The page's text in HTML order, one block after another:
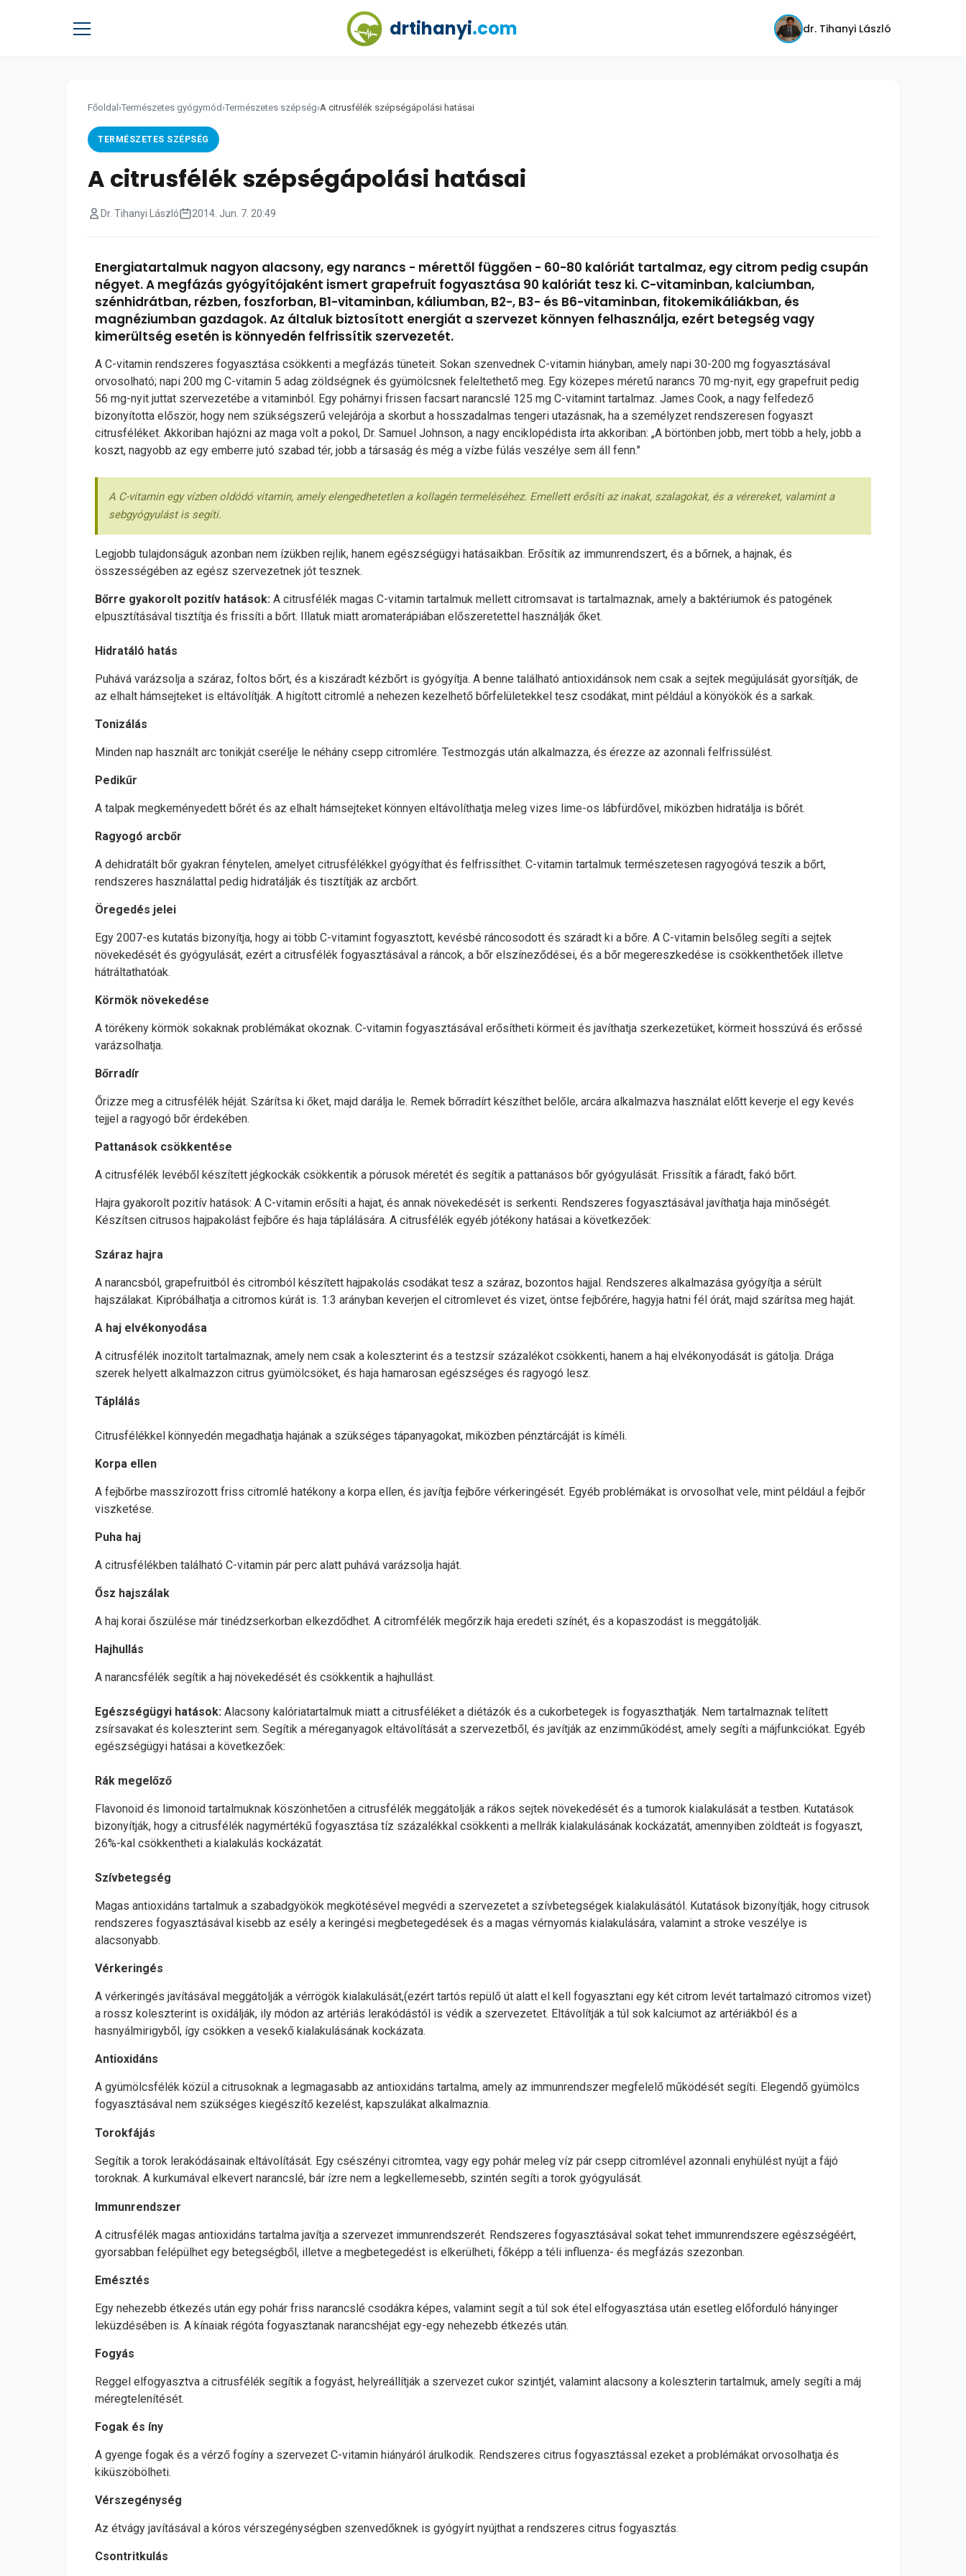
drtihanyi.com dr. Tihanyi László
Főoldal ›Természetes gyógymód ›Természetes szépség›A citrusfélék szépségápolási hatásai
TERMÉSZETES SZÉPSÉG
A citrusfélék szépségápolási hatásai
Dr. Tihanyi László 2014. Jun. 7. 20:49
Energiatartalmuk nagyon alacsony, egy narancs - mérettől függően - 60-80 kalóriát tartalmaz, egy citrom pedig csupán
négyet. A megfázás gyógyítójaként ismert grapefruit fogyasztása 90 kalóriát tesz ki. C-vitaminban, kalciumban,
szénhidrátban, rézben, foszforban, B1-vitaminban, káliumban, B2-, B3- és B6-vitaminban, fitokemikáliákban, és
magnéziumban gazdagok. Az általuk biztosított energiát a szervezet könnyen felhasználja, ezért betegség vagy
kimerültség esetén is könnyedén felfrissítik szervezetét.
A C-vitamin rendszeres fogyasztása csökkenti a megfázás tüneteit. Sokan szenvednek C-vitamin hiányban, amely napi 30-200 mg fogyasztásával
orvosolható; napi 200 mg C-vitamin 5 adag zöldségnek és gyümölcsnek feleltethető meg. Egy közepes méretű narancs 70 mg-nyit, egy grapefruit pedig
56 mg-nyit juttat szervezetébe a vitaminból. Egy pohárnyi frissen facsart narancslé 125 mg C-vitamint tartalmaz. James Cook, a nagy felfedező
bizonyította először, hogy nem szükségszerű velejárója a skorbut a hosszadalmas tengeri utazásnak, ha a személyzet rendszeresen fogyaszt
citrusféléket. Akkoriban hajózni az maga volt a pokol, Dr. Samuel Johnson, a nagy enciklopédista írta akkoriban: „A börtönben jobb, mert több a hely, jobb a
koszt, nagyobb az egy emberre jutó szabad tér, jobb a társaság és még a vízbe fúlás veszélye sem áll fenn."
A C-vitamin egy vízben oldódó vitamin, amely elengedhetetlen a kollagén termeléséhez. Emellett erősíti az inakat, szalagokat, és a vérereket, valamint a
sebgyógyulást is segíti.
Legjobb tulajdonságuk azonban nem ízükben rejlik, hanem egészségügyi hatásaikban. Erősítik az immunrendszert, és a bőrnek, a hajnak, és
összességében az egész szervezetnek jót tesznek.
Bőrre gyakorolt pozitív hatások: A citrusfélék magas C-vitamin tartalmuk mellett citromsavat is tartalmaznak, amely a baktériumok és patogének
elpusztításával tisztítja és frissíti a bőrt. Illatuk miatt aromaterápiában előszeretettel használják őket.
Hidratáló hatás
Puhává varázsolja a száraz, foltos bőrt, és a kiszáradt kézbőrt is gyógyítja. A benne található antioxidánsok nem csak a sejtek megújulását gyorsítják, de
az elhalt hámsejteket is eltávolítják. A higított citromlé a nehezen kezelhető bőrfelületekkel tesz csodákat, mint például a könyökök és a sarkak.
Tonizálás
Minden nap használt arc tonikját cserélje le néhány csepp citromlére. Testmozgás után alkalmazza, és érezze az azonnali felfrissülést.
Pedikűr
A talpak megkeményedett bőrét és az elhalt hámsejteket könnyen eltávolíthatja meleg vizes lime-os lábfürdővel, miközben hidratálja is bőrét.
Ragyogó arcbőr
A dehidratált bőr gyakran fénytelen, amelyet citrusfélékkel gyógyíthat és felfrissíthet. C-vitamin tartalmuk természetesen ragyogóvá teszik a bőrt,
rendszeres használattal pedig hidratálják és tisztítják az arcbőrt.
Öregedés jelei
Egy 2007-es kutatás bizonyítja, hogy ai több C-vitamint fogyasztott, kevésbé ráncosodott és száradt ki a bőre. A C-vitamin belsőleg segíti a sejtek
növekedését és gyógyulását, ezért a citrusfélék fogyasztásával a ráncok, a bőr elszíneződései, és a bőr megereszkedése is csökkenthetőek illetve
hátráltathatóak.
Körmök növekedése
A törékeny körmök sokaknak problémákat okoznak. C-vitamin fogyasztásával erősítheti körmeit és javíthatja szerkezetüket, körmeit hosszúvá és erőssé
varázsolhatja.
Bőrradír
Őrizze meg a citrusfélék héját. Szárítsa ki őket, majd darálja le. Remek bőrradírt készíthet belőle, arcára alkalmazva használat előtt keverje el egy kevés
tejjel a ragyogó bőr érdekében.
Pattanások csökkentése
A citrusfélék levéből készített jégkockák csökkentik a pórusok méretét és segítik a pattanásos bőr gyógyulását. Frissítik a fáradt, fakó bőrt.
Hajra gyakorolt pozitív hatások: A C-vitamin erősíti a hajat, és annak növekedését is serkenti. Rendszeres fogyasztásával javíthatja haja minőségét.
Készítsen citrusos hajpakolást fejbőre és haja táplálására. A citrusfélék egyéb jótékony hatásai a következőek:
Száraz hajra
A narancsból, grapefruitból és citromból készített hajpakolás csodákat tesz a száraz, bozontos hajjal. Rendszeres alkalmazása gyógyítja a sérült
hajszálakat. Kipróbálhatja a citromos kúrát is. 1:3 arányban keverjen el citromlevet és vizet, öntse fejbőrére, hagyja hatni fél órát, majd szárítsa meg haját.
A haj elvékonyodása
A citrusfélék inozitolt tartalmaznak, amely nem csak a koleszterint és a testzsír százalékot csökkenti, hanem a haj elvékonyodását is gátolja. Drága
szerek helyett alkalmazzon citrus gyümölcsöket, és haja hamarosan egészséges és ragyogó lesz.
Táplálás
Citrusfélékkel könnyedén megadhatja hajának a szükséges tápanyagokat, miközben pénztárcáját is kíméli.
Korpa ellen
A fejbőrbe masszírozott friss citromlé hatékony a korpa ellen, és javítja fejbőre vérkeringését. Egyéb problémákat is orvosolhat vele, mint például a fejbőr
viszketése.
Puha haj
A citrusfélékben található C-vitamin pár perc alatt puhává varázsolja haját.
Ősz hajszálak
A haj korai őszülése már tinédzserkorban elkezdődhet. A citromfélék megőrzik haja eredeti színét, és a kopaszodást is meggátolják.
Hajhullás
A narancsfélék segítik a haj növekedését és csökkentik a hajhullást.
Egészségügyi hatások: Alacsony kalóriatartalmuk miatt a citrusféléket a diétázók és a cukorbetegek is fogyaszthatják. Nem tartalmaznak telített
zsírsavakat és koleszterint sem. Segítik a méreganyagok eltávolítását a szervezetből, és javítják az enzimműködést, amely segíti a májfunkciókat. Egyéb
egészségügyi hatásai a következőek:
Rák megelőző
Flavonoid és limonoid tartalmuknak köszönhetően a citrusfélék meggátolják a rákos sejtek növekedését és a tumorok kialakulását a testben. Kutatások
bizonyítják, hogy a citrusfélék nagymértékű fogyasztása tíz százalékkal csökkenti a mellrák kialakulásának kockázatát, amennyiben zöldteát is fogyaszt,
26%-kal csökkentheti a kialakulás kockázatát.
Szívbetegség
Magas antioxidáns tartalmuk a szabadgyökök megkötésével megvédi a szervezetet a szívbetegségek kialakulásától. Kutatások bizonyítják, hogy citrusok
rendszeres fogyasztásával kisebb az esély a keringési megbetegedések és a magas vérnyomás kialakulására, valamint a stroke veszélye is
alacsonyabb.
Vérkeringés
A vérkeringés javításával meggátolják a vérrögök kialakulását,(ezért tartós repülő út alatt el kell fogyasztani egy két citrom levét tartalmazó citromos vizet)
a rossz koleszterint is oxidálják, ily módon az artériás lerakódástól is védik a szervezetet. Eltávolítják a túl sok kalciumot az artériákból és a
hasnyálmirigyből, így csökken a vesekő kialakulásának kockázata.
Antioxidáns
A gyümölcsfélék közül a citrusoknak a legmagasabb az antioxidáns tartalma, amely az immunrendszer megfelelő működését segíti. Elegendő gyümölcs
fogyasztásával nem szükséges kiegészítő kezelést, kapszulákat alkalmaznia.
Torokfájás
Segítik a torok lerakódásainak eltávolítását. Egy csészényi citromtea, vagy egy pohár meleg víz pár csepp citromlével azonnali enyhülést nyújt a fájó
toroknak. A kurkumával elkevert narancslé, bár ízre nem a legkellemesebb, szintén segíti a torok gyógyulását.
Immunrendszer
A citrusfélék magas antioxidáns tartalma javítja a szervezet immunrendszerét. Rendszeres fogyasztásával sokat tehet immunrendszere egészségéért,
gyorsabban felépülhet egy betegségből, illetve a megbetegedést is elkerülheti, főképp a téli influenza- és megfázás szezonban.
Emésztés
Egy nehezebb étkezés után egy pohár friss narancslé csodákra képes, valamint segít a túl sok étel elfogyasztása után esetleg előforduló hányinger
leküzdésében is. A kínaiak régóta fogyasztanak narancshéjat egy-egy nehezebb étkezés után.
Fogyás
Reggel elfogyasztva a citrusfélék segítik a fogyást, helyreállítják a szervezet cukor szintjét, valamint alacsony a koleszterin tartalmuk, amely segíti a máj
méregtelenítését.
Fogak és íny
A gyenge fogak és a vérző fogíny a szervezet C-vitamin hiányáról árulkodik. Rendszeres citrus fogyasztással ezeket a problémákat orvosolhatja és
kiküszöbölheti.
Vérszegénység
Az étvágy javításával a kóros vérszegénységben szenvedőknek is gyógyírt nyújthat a rendszeres citrus fogyasztás.
Csontritkulás